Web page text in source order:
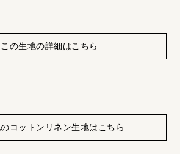
この生地の詳細はこちら
コットンリネン生地はこちら